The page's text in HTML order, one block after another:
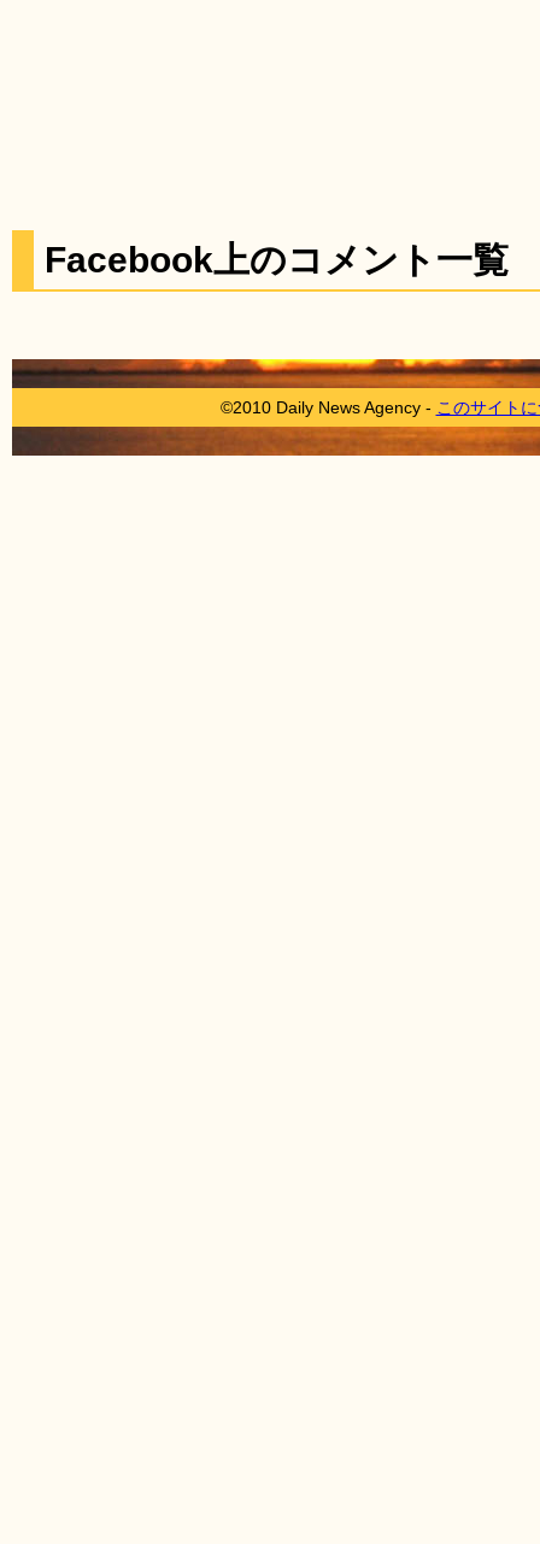
Facebook上のコメント一覧
©2010 Daily News Agency - このサイト